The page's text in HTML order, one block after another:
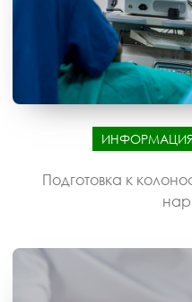
Подготовка к